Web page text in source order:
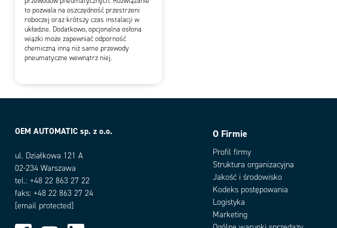
to pozwala na oszczędność przestrzeni
roboczej oraz krótszy czas instalacji w
układzie. Dodatkowo, opcjonalna osłona
wiązki może zapewniać odporność
chemiczną inną niż same przewody
pneumatyczne wewnątrz niej.
OEM AUTOMATIC sp. z o.o.
ul. Działkowa 121 A
02-234 Warszawa
tel.: +48 22 863 27 22
faks: +48 22 863 27 24
[email protected]
O Firmie
Profil firmy
Struktura organizacyjna
Jakość i środowisko
Kodeks postępowania
Logistyka
Marketing